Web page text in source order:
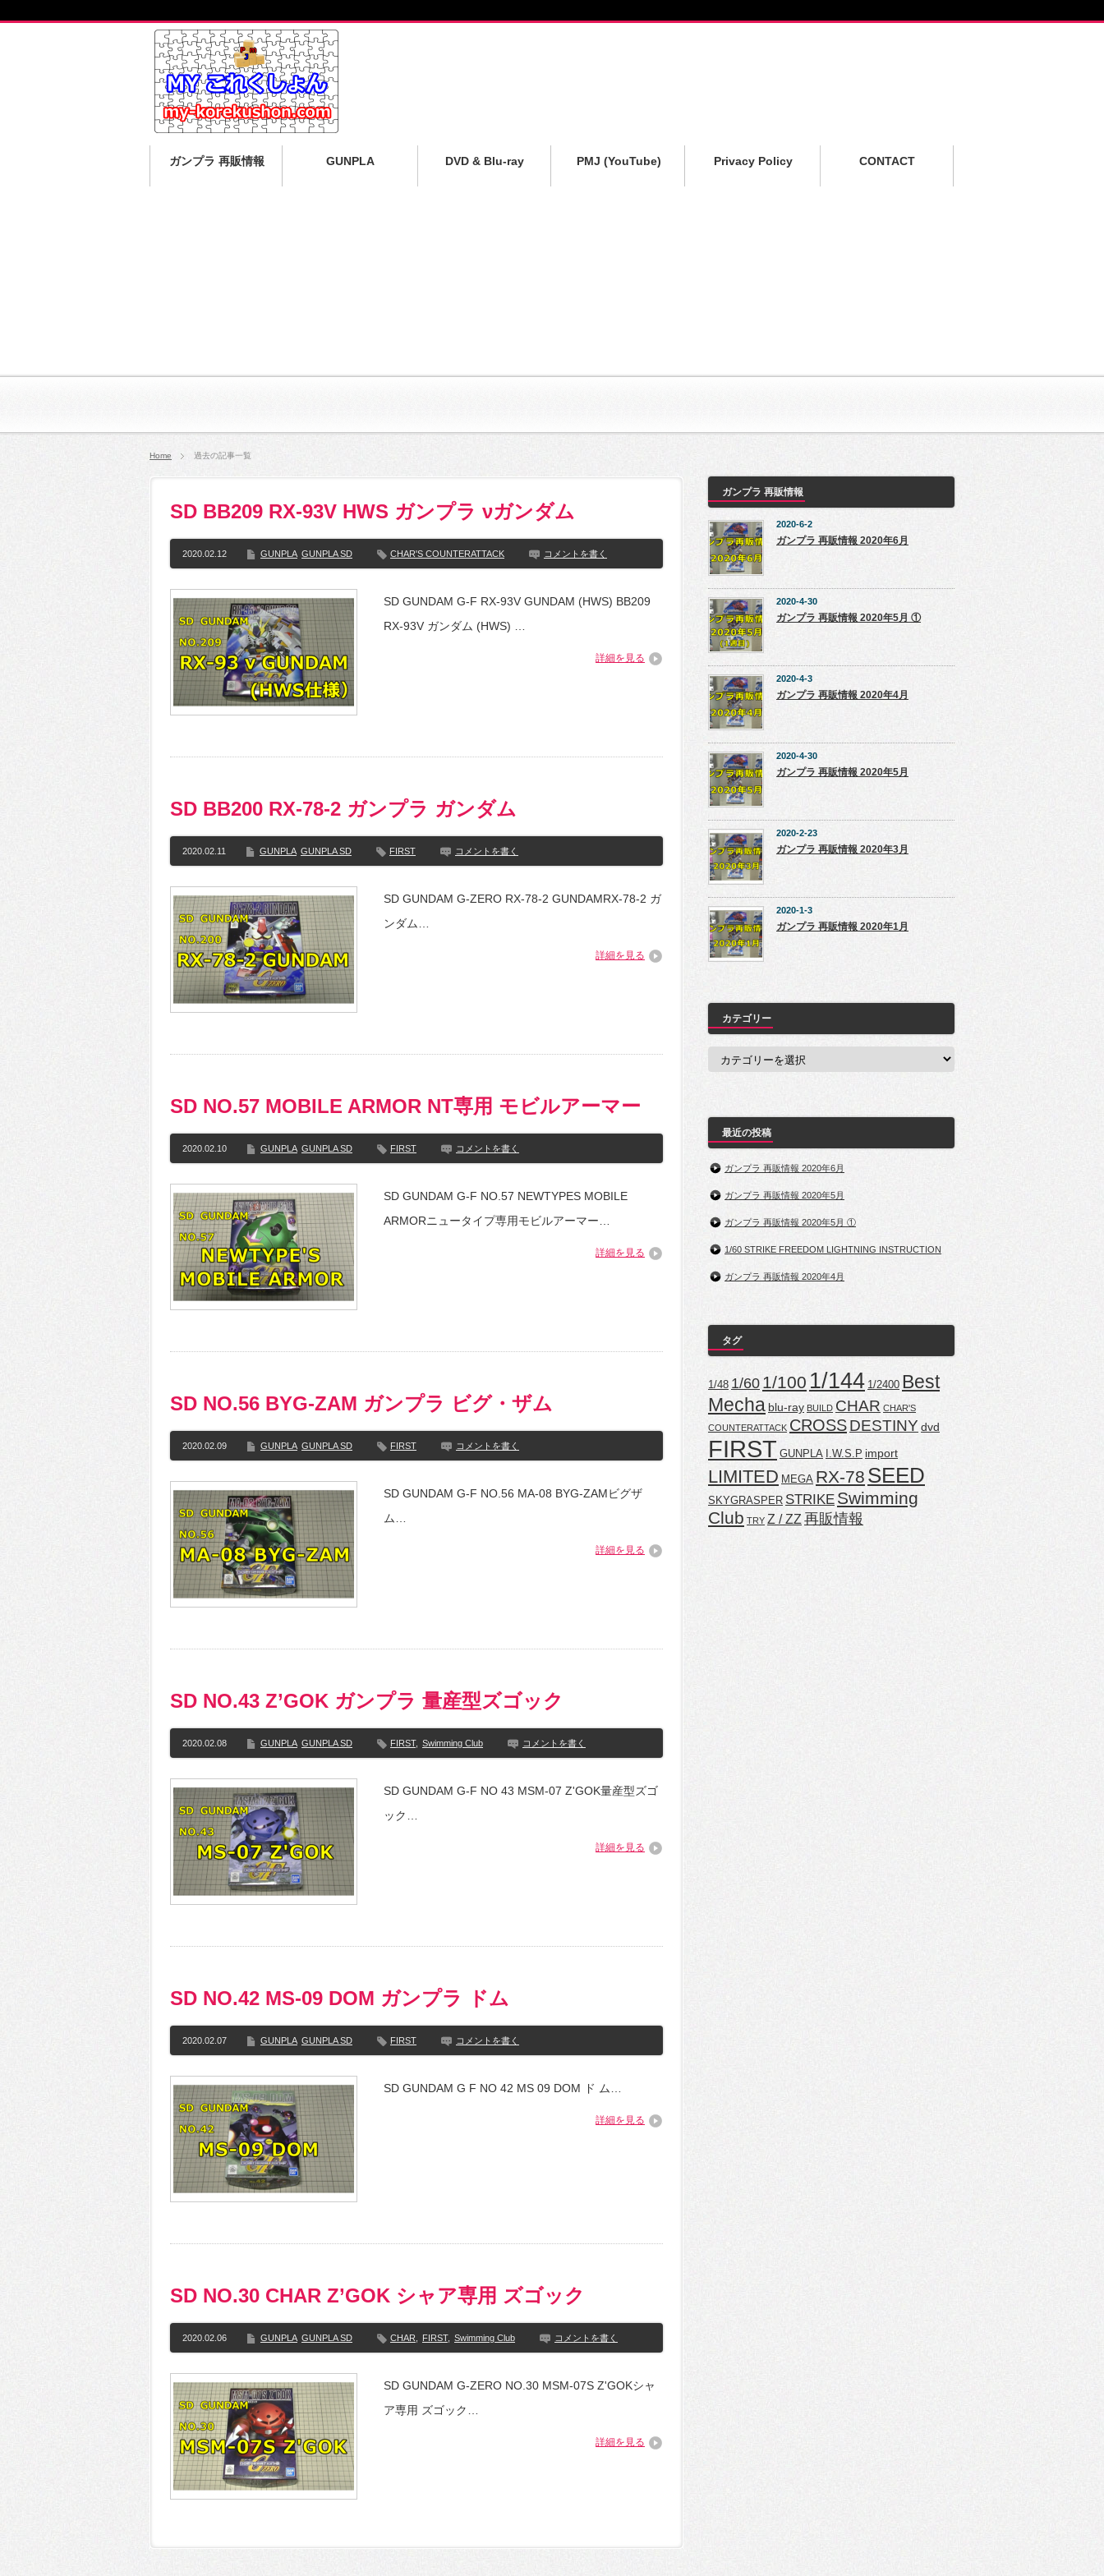
ガンプラ 再販情報 GUNPLA DVD & Blu-ray PMJ (YouTube) Privacy Policy CONTACT
Home 過去の記事一覧
SD BB209 RX-93V HWS ガンプラ νガンダム
2020.02.12 GUNPLA GUNPLA SD CHAR'S COUNTERATTACK コメントを書く
SD GUNDAM G-F RX-93V GUNDAM (HWS) BB209
RX-93V ガンダム (HWS) …
詳細を見る
SD BB200 RX-78-2 ガンプラ ガンダム
2020.02.11 GUNPLA GUNPLA SD FIRST コメントを書く
SD GUNDAM G-ZERO RX-78-2 GUNDAMRX-78-2 ガ
ンダム…
詳細を見る
SD NO.57 MOBILE ARMOR NT専用 モビルアーマー
2020.02.10 GUNPLA GUNPLA SD FIRST コメントを書く
SD GUNDAM G-F NO.57 NEWTYPES MOBILE
ARMORニュータイプ専用モビルアーマー…
詳細を見る
SD NO.56 BYG-ZAM ガンプラ ビグ・ザム
2020.02.09 GUNPLA GUNPLA SD FIRST コメントを書く
SD GUNDAM G-F NO.56 MA-08 BYG-ZAMビグザ
ム…
詳細を見る
SD NO.43 Z’GOK ガンプラ 量産型ズゴック
2020.02.08 GUNPLA GUNPLA SD FIRST, Swimming Club コメントを書く
SD GUNDAM G-F NO 43 MSM-07 Z'GOK量産型ズゴ
ック…
詳細を見る
SD NO.42 MS-09 DOM ガンプラ ドム
2020.02.07 GUNPLA GUNPLA SD FIRST コメントを書く
SD GUNDAM G F NO 42 MS 09 DOM ド ム…
詳細を見る
SD NO.30 CHAR Z’GOK シャア専用 ズゴック
2020.02.06 GUNPLA GUNPLA SD CHAR FIRST, Swimming Club コメントを書く
SD GUNDAM G-ZERO NO.30 MSM-07S Z'GOKシャ
ア専用 ズゴック…
詳細を見る
ガンプラ 再販情報
2020-6-2
ガンプラ 再販情報 2020年6月
2020-4-30
ガンプラ 再販情報 2020年5月 ①
2020-4-3
ガンプラ 再販情報 2020年4月
2020-4-30
ガンプラ 再販情報 2020年5月
2020-2-23
ガンプラ 再販情報 2020年3月
2020-1-3
ガンプラ 再販情報 2020年1月
カテゴリー
最近の投稿
ガンプラ 再販情報 2020年6月
ガンプラ 再販情報 2020年5月
ガンプラ 再販情報 2020年5月 ①
1/60 STRIKE FREEDOM LIGHTNING INSTRUCTION
ガンプラ 再販情報 2020年4月
タグ
1/48 1/60 1/100 1/144 1/2400 Best
Mecha blu-ray BUILD CHAR CHAR'S
COUNTERATTACK CROSSDESTINY dvd
FIRST GUNPLA I.W.S.P import
LIMITED MEGA RX-78 SEED
SKYGRASPER STRIKE Swimming
Club TRY Z / ZZ 再販情報